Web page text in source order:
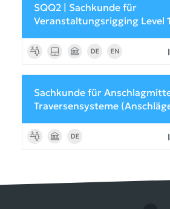
SQQ2 | Sachkunde für
Veranstaltungsrigging Level 1
Sachkunde für
Traversensysteme